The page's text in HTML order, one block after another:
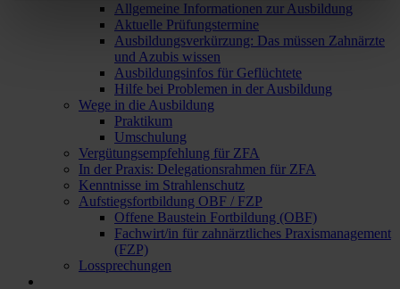
Allgemeine Informationen zur Ausbildung
Aktuelle Prüfungstermine
Ausbildungsverkürzung: Das müssen Zahnärzte
und Azubis wissen
Ausbildungsinfos für Geflüchtete
Hilfe bei Problemen in der Ausbildung
Wege in die Ausbildung
Praktikum
Umschulung
Vergütungsempfehlung für ZFA
In der Praxis: Delegationsrahmen für ZFA
Kenntnisse im Strahlenschutz
Aufstiegsfortbildung OBF / FZP
Offene Baustein Fortbildung (OBF)
Fachwirt/in für zahnärztliches Praxismanagement
(FZP)
Lossprechungen